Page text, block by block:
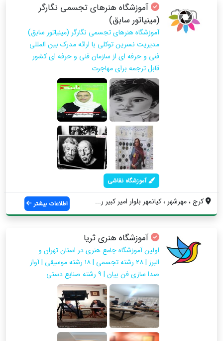
آموزشگاه هنرهای تجسمی نگارگر
(مینیاتور سابق)
آموزشگاه هنرهای تجسمی نگارگر (مینیاتور سابق)
مدیریت نسرین توکلی با ارائه مدرک بین المللی
فنی و حرفه ای از سازمان فنی و حرفه ای کشور
قابل ترجمه برای مهاجرت
آموزشگاه نقاشی
کرج ، مهرشهر ، کیانمهر بلوار امیر کبیر ر... اطلاعات بیشتر
آموزشگاه هنری ثریا
اولین آموزشگاه جامع هنری در استان تهران و
البرز | ۲۸ رشته تجسمی | ۱۸ رشته موسیقی | آواز
صدا سازی فن بیان | ۹ رشته صنایع دستی